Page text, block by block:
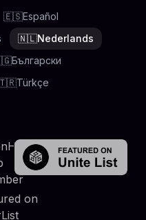
🇪🇸Español
🇳🇱Nederlands
Български
Türkçe